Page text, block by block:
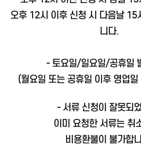
오후 12시 이후 신청 시 다음날 15
니다.
- 토요일/일요일/공휴일
(월요일 또는 공휴일 이후 영업
- 서류 신청이 잘못되
이미 요청한 서류는 취
비용환불이 불가합